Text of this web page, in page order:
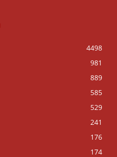
4498
981
889
585
529
241
176
174